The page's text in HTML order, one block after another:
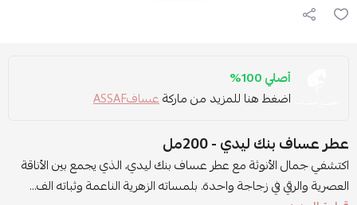
أصلي 100%
اضغط هنا للمزيد من ماركةعسافASSAF
عطر عساف بنك ليدي - 200مل
اكتشفي جمال الأنوثة مع عطر عساف بنك ليدي، الذي يجمع بين الأناقة
العصرية والرقي في زجاجة واحدة. بلمساته الزهرية الناعمة وثباته الف...